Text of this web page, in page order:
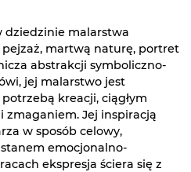
dziedzinie malarstwa
martwą naturę, portret
abstrakcji symboliczno-
jej malarstwo jest
kreacji, ciągłym
zmaganiem. Jej inspiracją
w sposób celowy,
emocjonalno-
ekspresja ściera się z